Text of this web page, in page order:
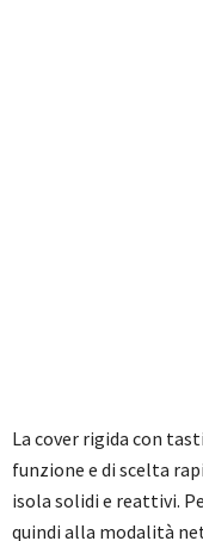
La cover rigida con
funzione e di scelta
isola solidi e reattivi.
quindi alla modalità